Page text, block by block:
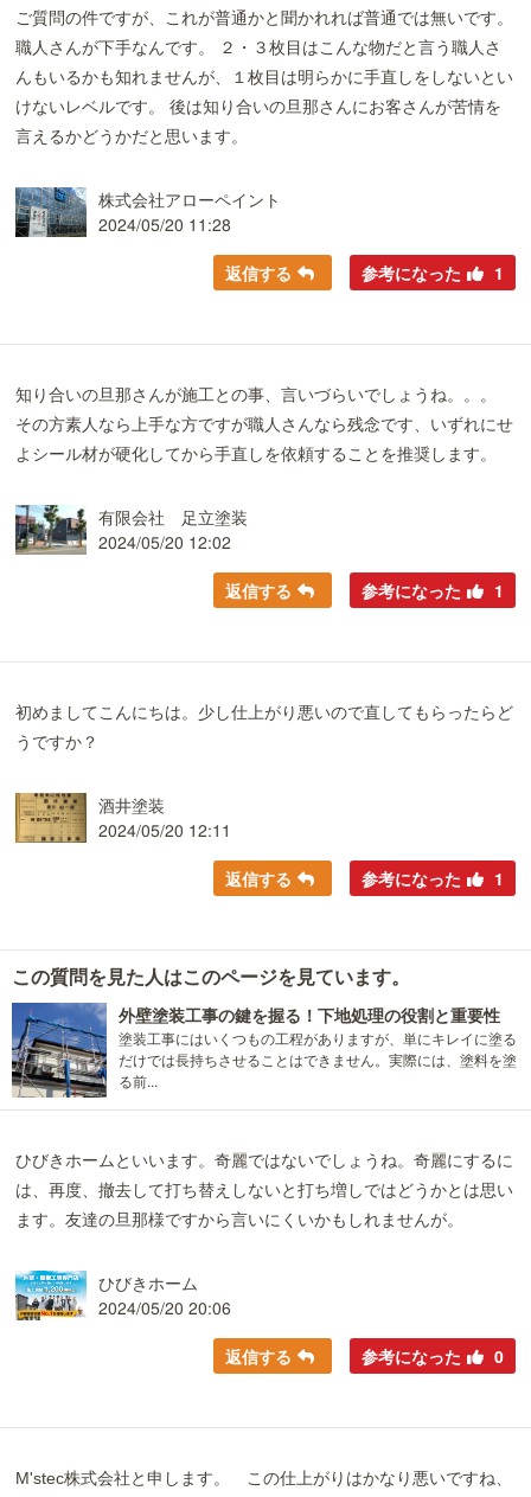
ご質問の件ですが、これが普通かと聞かれれば普通では無いです。
職人さんが下手なんです。 ２・３枚目はこんな物だと言う職人さ
んもいるかも知れませんが、１枚目は明らかに手直しをしないとい
けないレベルです。 後は知り合いの旦那さんにお客さんが苦情を
言えるかどうかだと思います。
株式会社アローペイント
2024/05/20 11:28
返信する 参考になった 1
知り合いの旦那さんが施工との事、言いづらいでしょうね。。。
その方素人なら上手な方ですが職人さんなら残念です、いずれにせ
よシール材が硬化してから手直しを依頼することを推奨します。
有限会社 足立塗装
2024/05/20 12:02
返信する 参考になった 1
初めましてこんにちは。少し仕上がり悪いので直してもらったらど
うですか？
酒井塗装
2024/05/20 12:11
返信する 参考になった 1
この質問を見た人はこのページを見ています。
外壁塗装工事の鍵を握る！下地処理の役割と重要性
塗装工事にはいくつもの工程がありますが、単にキレイに塗る
だけでは長持ちさせることはできません。実際には、塗料を塗
る前...
ひびきホームといいます。奇麗ではないでしょうね。奇麗にするに
は、再度、撤去して打ち替えしないと打ち増しではどうかとは思い
ます。友達の旦那様ですから言いにくいかもしれませんが。
ひびきホーム
2024/05/20 20:06
返信する 参考になった 0
M'stec株式会社と申します。 この仕上がりはかなり悪いですね、